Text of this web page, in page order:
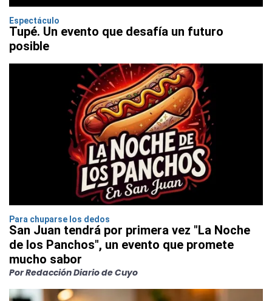
Espectáculo
Tupé. Un evento que desafía un futuro
posible
Para chuparse los dedos
San Juan tendrá por primera vez "La Noche
de los Panchos", un evento que promete
mucho sabor
Por Redacción Diario de Cuyo